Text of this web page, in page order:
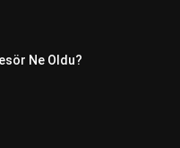
Ne Oldu?